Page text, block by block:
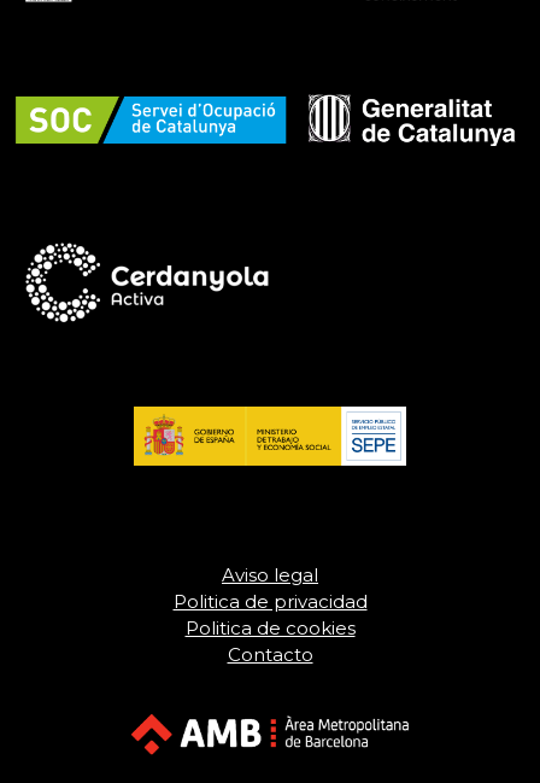
Aviso legal
Politica de privacidad
Politica de cookies
Contacto